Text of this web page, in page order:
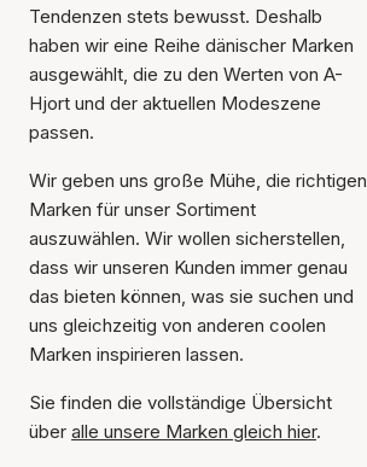
Tendenzen stets bewusst. Deshalb
haben wir eine Reihe dänischer Marken
ausgewählt, die zu den Werten von A-
Hjort und der aktuellen Modeszene
passen.
Wir geben uns große Mühe, die richtigen
Marken für unser Sortiment
auszuwählen. Wir wollen sicherstellen,
dass wir unseren Kunden immer genau
das bieten können, was sie suchen und
uns gleichzeitig von anderen coolen
Marken inspirieren lassen.
Sie finden die vollständige Übersicht
über alle unsere Marken gleich hier.